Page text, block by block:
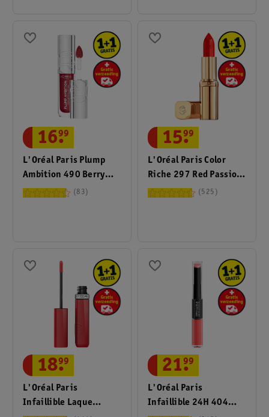
L'Oréal Paris Plump
Ambition 490 Berry
Jolie Hyaluronic Lip Oil
16.
99
83
L'Oréal Paris Color
Riche 297 Red Passion
Lippenstift
15.
99
525
L'Oréal Paris
Infaillible Laque
18.
99
L'Oréal Paris
Infaillible 24H 404
21.
99